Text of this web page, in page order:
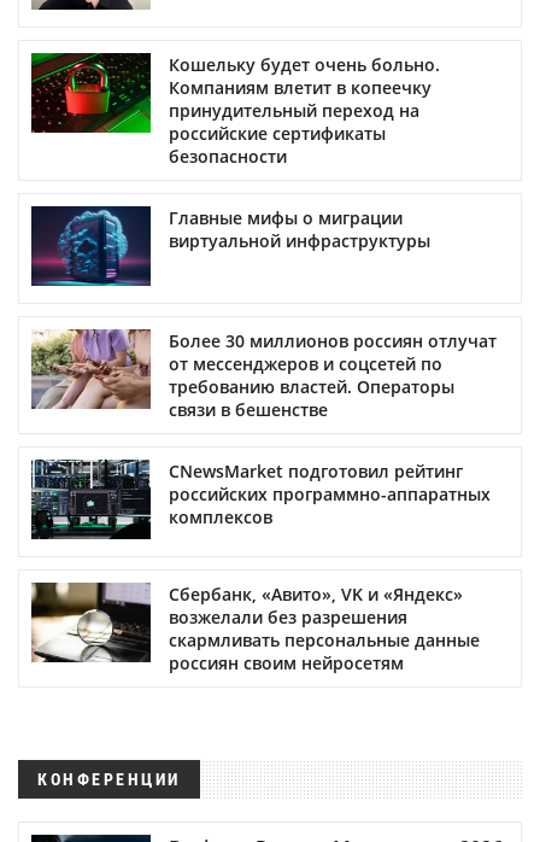
Кошельку будет очень больно.
Компаниям влетит в копеечку
принудительный переход на
российские сертификаты
безопасности
Главные мифы о миграции
виртуальной инфраструктуры
Более 30 миллионов россиян отлучат
от мессенджеров и соцсетей по
требованию властей. Операторы
связи в бешенстве
CNewsMarket подготовил рейтинг
российских программно-аппаратных
комплексов
Сбербанк, «Авито», VK и «Яндекс»
возжелали без разрешения
скармливать персональные данные
россиян своим нейросетям
КОНФЕРЕНЦИИ